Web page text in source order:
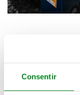
Consentir
Depois da
maio os parques
Trindade,
Poveiros, e no
zona central da